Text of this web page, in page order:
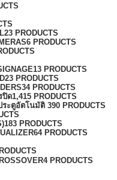
23 PRODUCTS
6 PRODUCTS
13 PRODUCTS
23 PRODUCTS
34 PRODUCTS
ปิด1,415 PRODUCTS
ระตูอัตโนมัติ 390 PRODUCTS
183 PRODUCTS
64 PRODUCTS
4 PRODUCTS